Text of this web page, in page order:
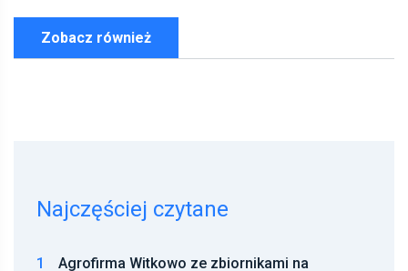
Zobacz również
Najczęściej czytane
1
Agrofirma Witkowo ze zbiornikami na